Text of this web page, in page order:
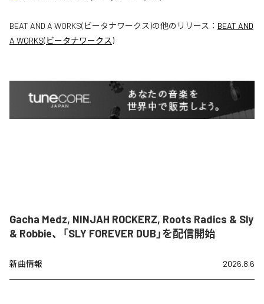
BEAT AND A WORKS(ビータナワークス)の他のリリース： BEAT AND
A WORKS(ビータナワークス)
Gacha Medz, NINJAH ROCKERZ, Roots Radics & Sly
& Robbie、「SLY FOREVER DUB」を配信開始
新曲情報 2026.8.6